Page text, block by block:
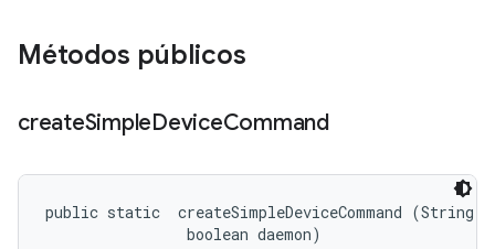
Métodos públicos
createSimpleDeviceCommand
public static
createSimpleDeviceCommand (String
                boolean daemon)